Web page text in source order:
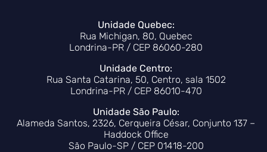
Unidade Quebec:
Rua Michigan, 80, Quebec
Londrina-PR / CEP 86060-280
Unidade Centro:
Rua Santa Catarina, 50, Centro, sala 1502
Londrina-PR / CEP 86010-470
Unidade São Paulo:
Alameda Santos, 2326, Cerqueira César, Conjunto 137 –
Haddock Office
São Paulo-SP / CEP 01418-200